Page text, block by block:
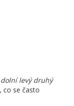
dolní levý druhý
co se často